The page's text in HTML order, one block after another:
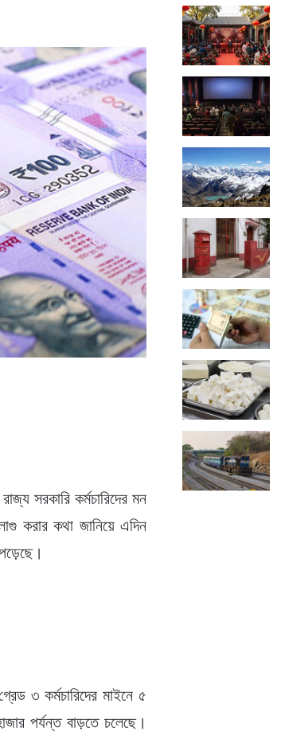
সরকারি কর্মচারিদের মন
করার কথা জানিয়ে এদিন
৩ কর্মচারিদের মাইনে ৫
পর্যন্ত বাড়তে চলেছে।